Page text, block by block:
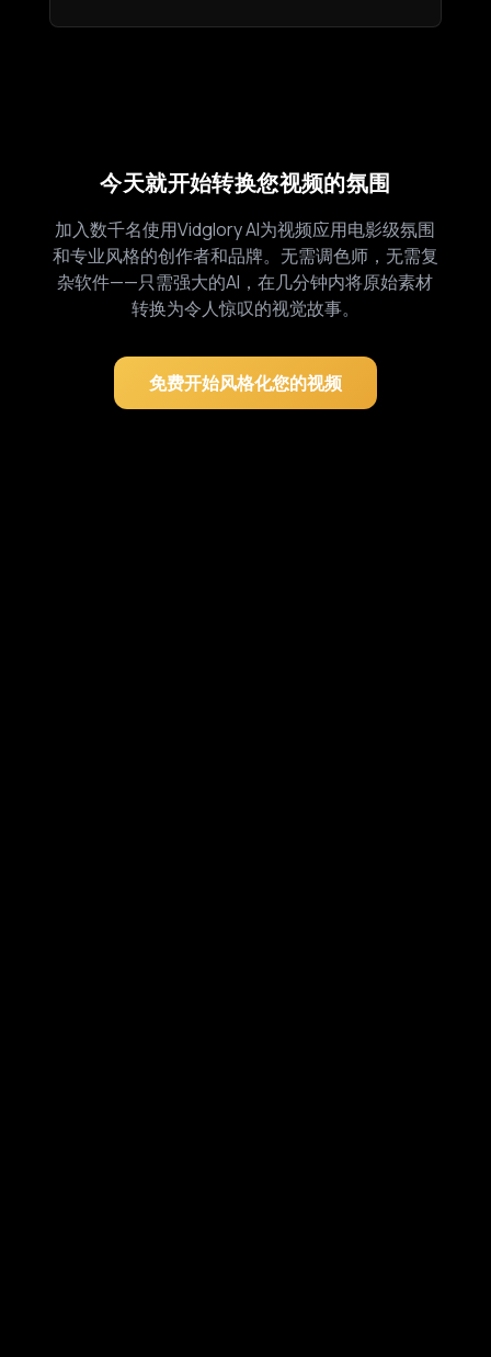
今天就开始转换您视频的氛围
加入数千名使用Vidglory AI为视频应用电影级氛围
和专业风格的创作者和品牌。无需调色师，无需复
杂软件——只需强大的AI，在几分钟内将原始素材
转换为令人惊叹的视觉故事。
免费开始风格化您的视频